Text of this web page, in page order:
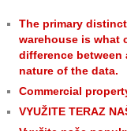
The primary
warehouse is what
difference between
nature of the data.
Commercial
VYUŽITE TERAZ